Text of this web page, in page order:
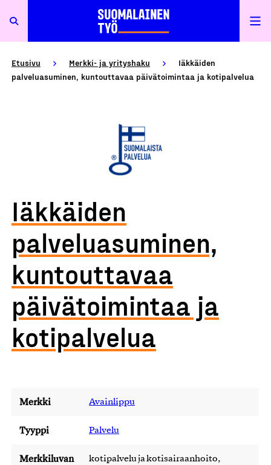
Etusivu Merkki- ja yrityshaku
Iäkkäiden
palveluasuminen, kuntouttavaa päivätoimintaa ja kotipalvelua
Iäkkäiden
palveluasuminen,
kuntouttavaa
päivätoimintaa ja
kotipalvelua
Merkki Avainlippu
Tyyppi Palvelu
Merkkiluvan
kotipalvelu ja kotisairaanhoito,